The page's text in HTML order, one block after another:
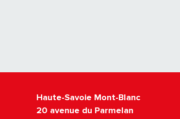
Haute-Savoie Mont-Blanc
20 avenue du Parmelan